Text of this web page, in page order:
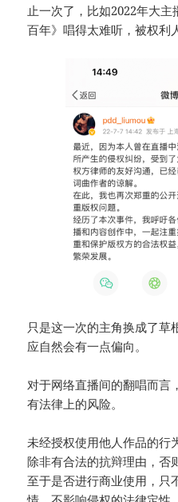
止一次了，比如2022年大
百年》唱得太难听，被权利
只是这一次的主角换成了草
应自然会有一点偏向。
对于网络直播间的翻唱而言
有法律上的风险。
未经授权使用他人作品的行
除非有合法的抗辩理由，否
至于是否进行商业使用，只